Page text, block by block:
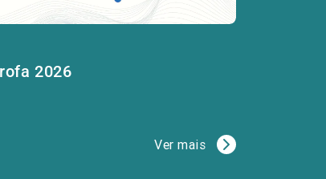
2026
Ver mais